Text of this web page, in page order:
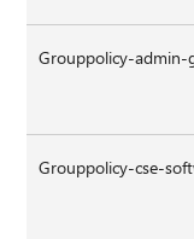
Grouppolicy-
Grouppolicy-cse-